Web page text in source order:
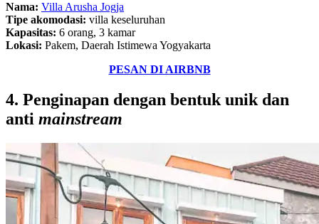
Nama: Villa Arusha Jogja
Tipe akomodasi: villa keseluruhan
Kapasitas: 6 orang, 3 kamar
Lokasi: Pakem, Daerah Istimewa Yogyakarta
PESAN DI AIRBNB
4. Penginapan dengan bentuk unik dan
anti mainstream